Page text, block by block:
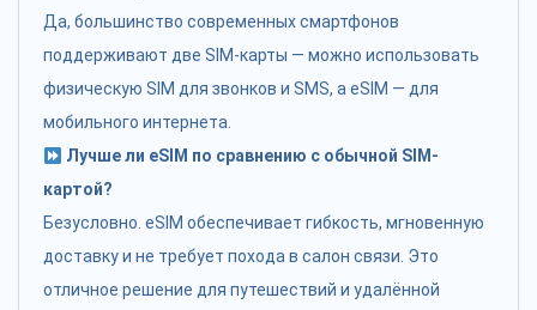
Да, большинство современных смартфонов
поддерживают две SIM-карты — можно использовать
физическую SIM для звонков и SMS, а eSIM — для
мобильного интернета.
Лучше ли eSIM по сравнению с обычной SIM-
картой?
Безусловно. eSIM обеспечивает гибкость, мгновенную
доставку и не требует похода в салон связи. Это
отличное решение для путешествий и удалённой